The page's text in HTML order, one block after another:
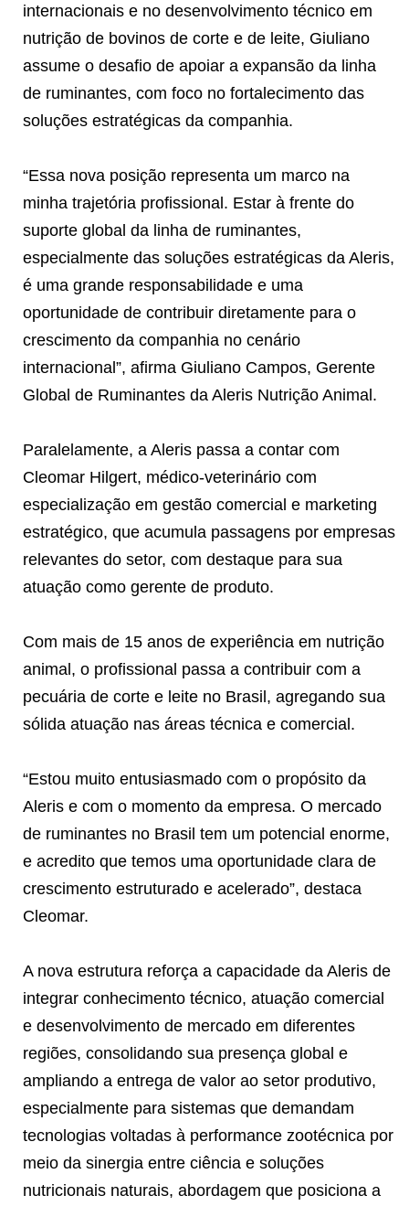
internacionais e no desenvolvimento técnico em
nutrição de bovinos de corte e de leite, Giuliano
assume o desafio de apoiar a expansão da linha
de ruminantes, com foco no fortalecimento das
soluções estratégicas da companhia.
“Essa nova posição representa um marco na
minha trajetória profissional. Estar à frente do
suporte global da linha de ruminantes,
especialmente das soluções estratégicas da Aleris,
é uma grande responsabilidade e uma
oportunidade de contribuir diretamente para o
crescimento da companhia no cenário
internacional”, afirma Giuliano Campos, Gerente
Global de Ruminantes da Aleris Nutrição Animal.
Paralelamente, a Aleris passa a contar com
Cleomar Hilgert, médico-veterinário com
especialização em gestão comercial e marketing
estratégico, que acumula passagens por empresas
relevantes do setor, com destaque para sua
atuação como gerente de produto.
Com mais de 15 anos de experiência em nutrição
animal, o profissional passa a contribuir com a
pecuária de corte e leite no Brasil, agregando sua
sólida atuação nas áreas técnica e comercial.
“Estou muito entusiasmado com o propósito da
Aleris e com o momento da empresa. O mercado
de ruminantes no Brasil tem um potencial enorme,
e acredito que temos uma oportunidade clara de
crescimento estruturado e acelerado”, destaca
Cleomar.
A nova estrutura reforça a capacidade da Aleris de
integrar conhecimento técnico, atuação comercial
e desenvolvimento de mercado em diferentes
regiões, consolidando sua presença global e
ampliando a entrega de valor ao setor produtivo,
especialmente para sistemas que demandam
tecnologias voltadas à performance zootécnica por
meio da sinergia entre ciência e soluções
nutricionais naturais, abordagem que posiciona a